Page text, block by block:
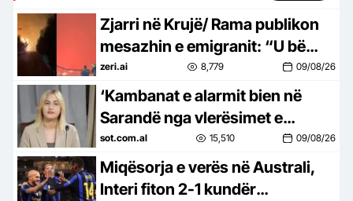
Zjarri në Krujë/ Rama publikon
mesazhin e emigranit: “U bë
gjithçka për shuarjen e flakëve”
zeri.ai 8,779 09/08/26
‘Kambanat e alarmit bien në
Sarandë nga vlerësimet e
turistëve’, Zhupa: Bukuria nuk
mjafton kur qyteti qeveriset keq!
sot.com.al 15,510 09/08/26
Miqësorja e verës në Australi,
Interi fiton 2-1 kundër